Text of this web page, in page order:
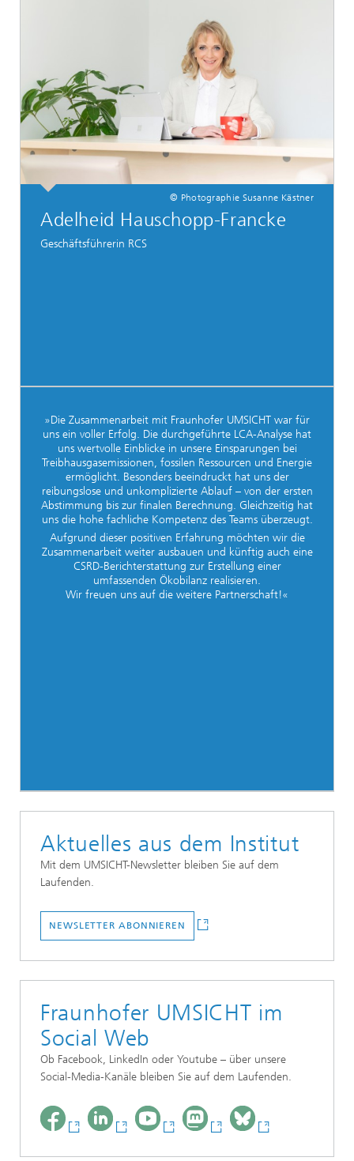
© Photographie Susanne Kästner
Adelheid Hauschopp-Francke
Geschäftsführerin RCS
»Die Zusammenarbeit mit Fraunhofer UMSICHT war für
uns ein voller Erfolg. Die durchgeführte LCA-Analyse hat
uns wertvolle Einblicke in unsere Einsparungen bei
Treibhausgasemissionen, fossilen Ressourcen und Energie
ermöglicht. Besonders beeindruckt hat uns der
reibungslose und unkomplizierte Ablauf – von der ersten
Abstimmung bis zur finalen Berechnung. Gleichzeitig hat
uns die hohe fachliche Kompetenz des Teams überzeugt.
Aufgrund dieser positiven Erfahrung möchten wir die
Zusammenarbeit weiter ausbauen und künftig auch eine
CSRD-Berichterstattung zur Erstellung einer
umfassenden Ökobilanz realisieren.
Wir freuen uns auf die weitere Partnerschaft!«
Aktuelles aus dem Institut
Mit dem UMSICHT-Newsletter bleiben Sie auf dem
Laufenden.
NEWSLETTER ABONNIEREN
Fraunhofer UMSICHT im
Social Web
Ob Facebook, LinkedIn oder Youtube – über unsere
Social-Media-Kanäle bleiben Sie auf dem Laufenden.